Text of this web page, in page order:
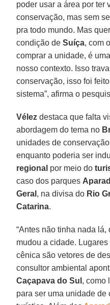
poder usar a área por ter
conservação, mas sem
pra todo mundo. Mas
condição deSuíça, com
comprar a unidade, é
nosso contexto. Isso
conservação, isso foi
sistema”, afirma o
Vélez destaca que falta
abordagem do tema no
unidades de
enquanto poderia ser
regional por meio do
caso dos parques
Geral , na divisa do Rio
Catarina.
“Antes não tinha nada
mudou a cidade.
cênica são vetores de
consultor ambiental
Caçapava do Sul , como
para ser uma unidade